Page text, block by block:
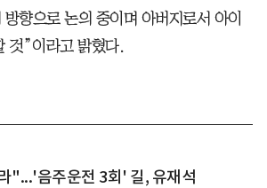
향으로 논의 중이며 아버지로서 아이
것”이라고 밝혔다.
"...'음주운전 3회' 길, 유재석